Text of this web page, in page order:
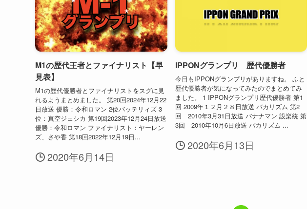
M1の歴代王者とファイナリスト【早
見表】
M1の歴代優勝者とファイナリストをスグに見
れるようまとめました。 第20回2024年12月22
日放送 優勝：令和ロマン 2位バッテリィズ 3
位：真空ジェシカ 第19回2023年12月24日放送
優勝：令和ロマン ファイナリスト：ヤーレン
ズ、さや香 第18回2022年12月19日...
2020年6月14日
IPPONグランプリ 歴代優勝者
今日もIPPONグランプリがありますね。 ふと
歴代優勝者が気になってみたのでまとめてみ
ました。 1 IPPONグランプリ歴代優勝者 第1
回 2009年１２月２８日放送 バカリズム 第2
回 2010年3月31日放送 バナナマン 設楽統 第
3回 2010年10月6日放送 バカリズム ...
2020年6月13日